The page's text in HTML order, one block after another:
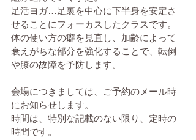
足活ヨガ…足裏を中心に下半身を安定さ
せることにフォーカスしたクラスです。
体の使い方の癖を見直し、加齢によって
衰えがちな部分を強化することで、転倒
や膝の故障を予防します。
会場につきましては、ご予約のメール時
にお知らせします。
時間は、特別な記載のない限り、定時の
時間です。